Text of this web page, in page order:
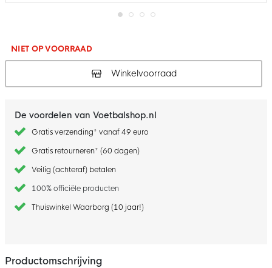
hetNIET OP VOORRAAD
Winkelvoorraad
De voordelen van Voetbalshop.nl
Gratis verzending* vanaf 49 euro
Gratis retourneren* (60 dagen)
Veilig (achteraf) betalen
100% officiële producten
Thuiswinkel Waarborg (10 jaar!)
Productomschrijving